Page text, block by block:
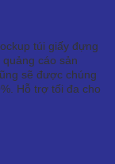
túi giấy đựng
cáo sản
sẽ được chúng
Hỗ trợ tối đa cho